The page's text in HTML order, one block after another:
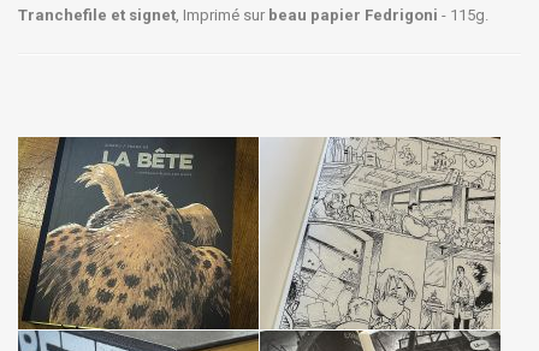
Tranchefile et signet, Imprimé sur beau papier Fedrigoni - 115g.